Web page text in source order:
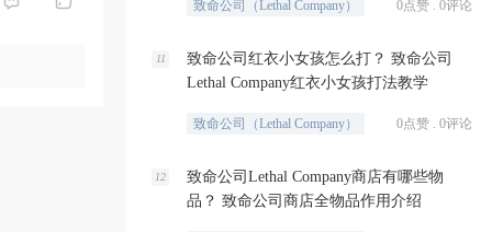
致命公司（Lethal Company） 0点赞 . 0评论
11
致命公司红衣小女孩怎么打？ 致命公司
Lethal Company红衣小女孩打法教学
致命公司（Lethal Company） 0点赞 . 0评论
12
致命公司Lethal Company商店有哪些物
品？ 致命公司商店全物品作用介绍